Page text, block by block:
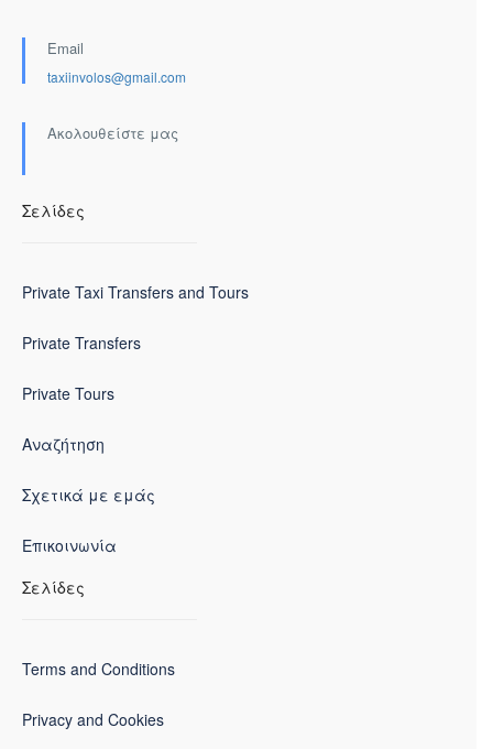
Email
taxiinvolos@gmail.com
Ακολουθείστε μας
Σελίδες
Private Taxi Transfers and Tours
Private Transfers
Private Tours
Αναζήτηση
Σχετικά με εμάς
Επικοινωνία
Σελίδες
Terms and Conditions
Privacy and Cookies